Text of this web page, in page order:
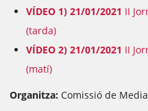
VÍDEO 1) 21/01/2021 II
(tarda)
VÍDEO 2) 21/01/2021 II
(matí)
Organitza: Comissió de